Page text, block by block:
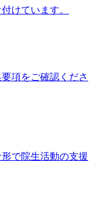
けています。
項をご確認くださ
で院生活動の支援